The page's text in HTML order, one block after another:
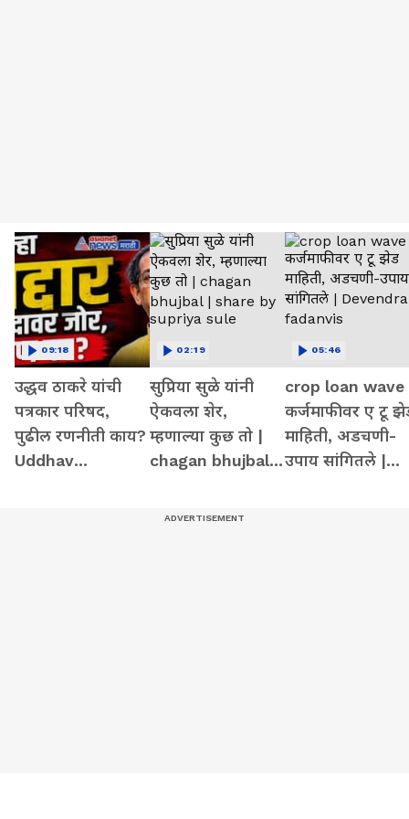
उद्धव ठाकरे यांची
पत्रकार परिषद,
पुढील रणनीती काय?
Uddhav
09:18
सुप्रिया सुळे यांनी
ऐकवला शेर,
म्हणाल्या कुछ तो |
chagan bhujbal |
02:19
crop loan wave
कर्जमाफीवर ए टू
माहिती, अडचणी-
उपाय सांगितले |
05:46